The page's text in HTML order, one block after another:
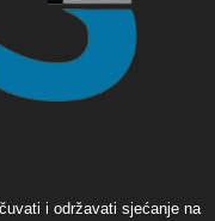
i održavati sjećanje na